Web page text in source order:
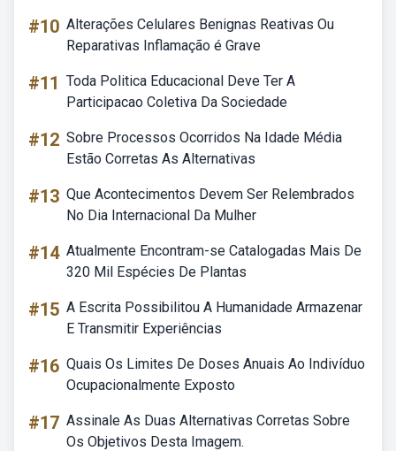
#10 Alterações Celulares Benignas Reativas Ou
Reparativas Inflamação é Grave
#11 Toda Politica Educacional Deve Ter A
Participacao Coletiva Da Sociedade
#12 Sobre Processos Ocorridos Na Idade Média
Estão Corretas As Alternativas
#13 Que Acontecimentos Devem Ser Relembrados
No Dia Internacional Da Mulher
#14 Atualmente Encontram-se Catalogadas Mais De
320 Mil Espécies De Plantas
#15 A Escrita Possibilitou A Humanidade Armazenar
E Transmitir Experiências
#16 Quais Os Limites De Doses Anuais Ao Indivíduo
Ocupacionalmente Exposto
#17 Assinale As Duas Alternativas Corretas Sobre
Os Objetivos Desta Imagem.